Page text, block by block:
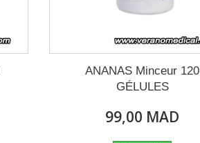
ANANAS Minceur 120
GÉLULES
99,00 MAD